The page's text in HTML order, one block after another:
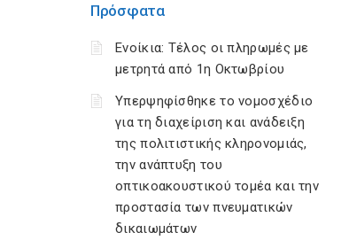
Πρόσφατα
Ενοίκια: Τέλος οι πληρωμές με
μετρητά από 1η Οκτωβρίου
Υπερψηφίσθηκε το νομοσχέδιο
για τη διαχείριση και ανάδειξη
της πολιτιστικής κληρονομιάς,
την ανάπτυξη του
οπτικοακουστικού τομέα και την
προστασία των πνευματικών
δικαιωμάτων